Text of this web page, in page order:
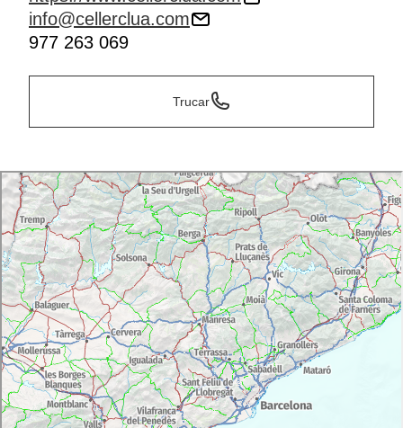
info@cellerclua.com
977 263 069
Trucar